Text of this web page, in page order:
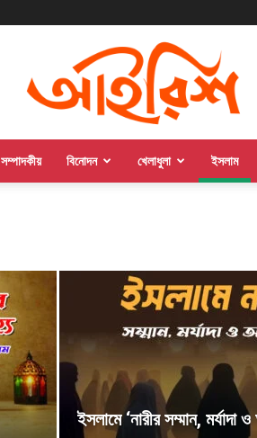
সম্পাদকীয় বিনোদন খেলাধুলা ইসলাম
ইসলামে ‘নারীর সম্মান, মর্যাদা